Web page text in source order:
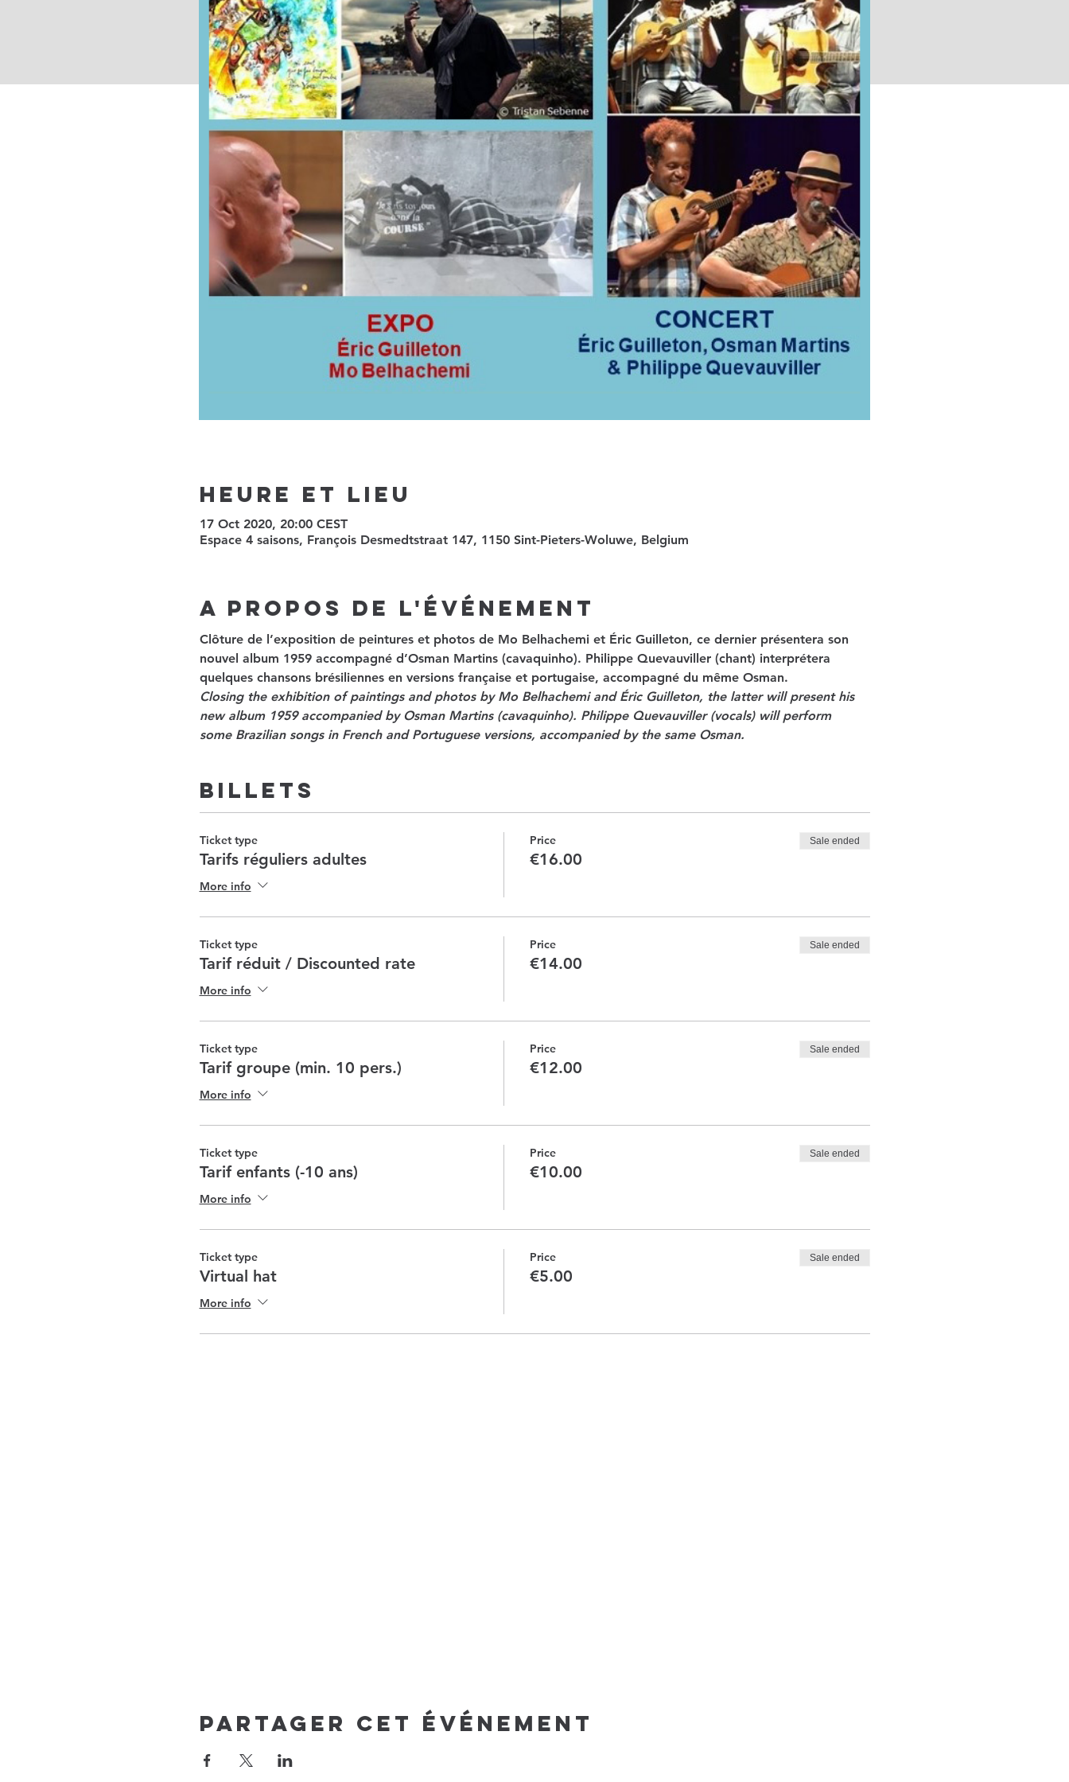
Heure et Lieu
17 Oct 2020, 20:00 CEST
Espace 4 saisons, François Desmedtstraat 147, 1150 Sint-Pieters-Woluwe, Belgium
A propos de l'événement
Clôture de l’exposition de peintures et photos de Mo Belhachemi et Éric Guilleton, ce dernier présentera son
nouvel album 1959 accompagné d’Osman Martins (cavaquinho). Philippe Quevauviller (chant) interprétera
quelques chansons brésiliennes en versions française et portugaise, accompagné du même Osman.
Closing the exhibition of paintings and photos by Mo Belhachemi and Éric Guilleton, the latter will present his
new album 1959 accompanied by Osman Martins (cavaquinho). Philippe Quevauviller (vocals) will perform
some Brazilian songs in French and Portuguese versions, accompanied by the same Osman.
Billets
Ticket type
Tarifs réguliers adultes
More info
Price
€16.00
Sale ended
Ticket type
Tarif réduit / Discounted rate
More info
Price
€14.00
Sale ended
Ticket type
Tarif groupe (min. 10 pers.)
More info
Price
€12.00
Sale ended
Ticket type
Tarif enfants (-10 ans)
More info
Price
€10.00
Sale ended
Ticket type
Virtual hat
More info
Price
€5.00
Sale ended
Partager cet événement